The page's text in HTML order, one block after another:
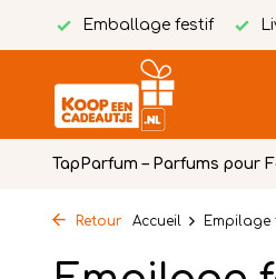
Emballage festif
TapParfum – Parfums pour
Retour Accueil